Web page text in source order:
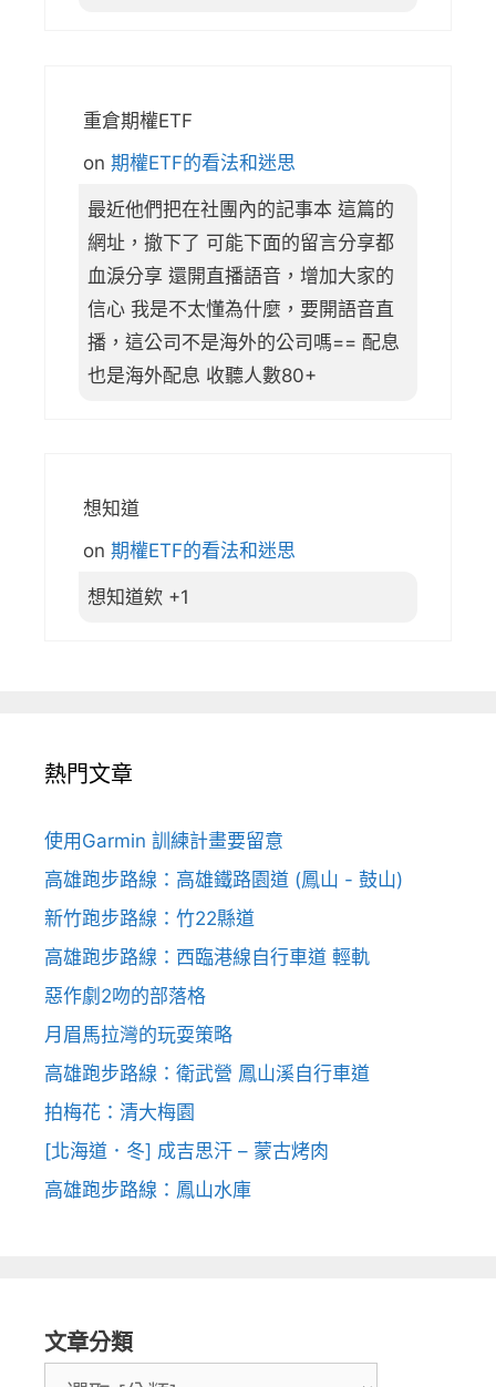
重倉期權ETF
on 期權ETF的看法和迷思
最近他們把在社團內的記事本 這篇的
網址，撤下了 可能下面的留言分享都
血淚分享 還開直播語音，增加大家的
信心 我是不太懂為什麼，要開語音直
播，這公司不是海外的公司嗎== 配息
也是海外配息 收聽人數80+
想知道
on 期權ETF的看法和迷思
想知道欸 +1
熱門文章
使用Garmin 訓練計畫要留意
高雄跑步路線：高雄鐵路園道 (鳳山 - 鼓山)
新竹跑步路線：竹22縣道
高雄跑步路線：西臨港線自行車道 輕軌
惡作劇2吻的部落格
月眉馬拉灣的玩耍策略
高雄跑步路線：衛武營 鳳山溪自行車道
拍梅花：清大梅園
[北海道．冬] 成吉思汗 – 蒙古烤肉
高雄跑步路線：鳳山水庫
文章分類